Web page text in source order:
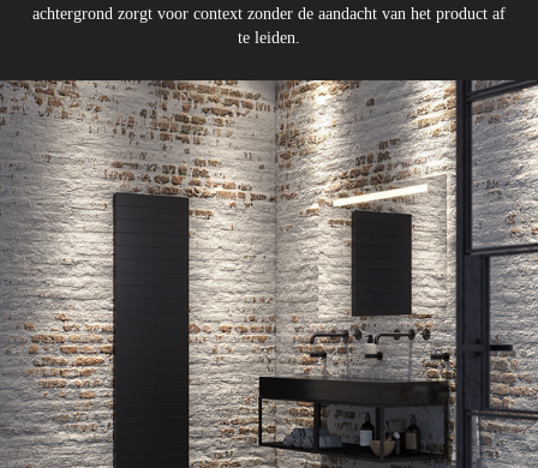
achtergrond zorgt voor context zonder de aandacht van het product af
te leiden.